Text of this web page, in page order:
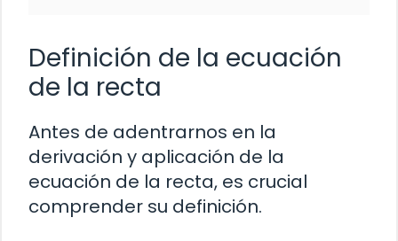
Definición de la ecuación
de la recta
Antes de adentrarnos en la
derivación y aplicación de la
ecuación de la recta, es crucial
comprender su definición.